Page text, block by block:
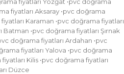
fiyatları Aksaray •pvc doğrama
Karaman •pvc doğrama fiyatları
Batman •pvc doğrama fiyatları Şırnak
doğrama fiyatları Ardahan •pvc
fiyatları Yalova •pvc doğrama
Kilis •pvc doğrama fiyatları
Düzce